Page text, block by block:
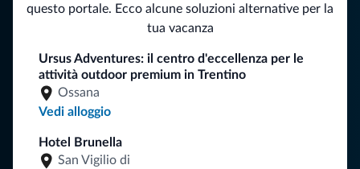
questo portale. Ecco alcune soluzioni alternative per la
tua vacanza
Ursus Adventures: il centro d'eccellenza per le
attività outdoor premium in Trentino
Ossana
Vedi alloggio
Hotel Brunella
San Vigilio di
Consigli dalle Dolomiti
vacanza nelle Dolomiti.